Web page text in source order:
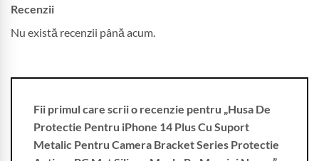
Recenzii
Nu există recenzii până acum.
Fii primul care scrii o recenzie pentru „Husa De
Protectie Pentru iPhone 14 Plus Cu Suport
Metalic Pentru Camera Bracket Series Protectie